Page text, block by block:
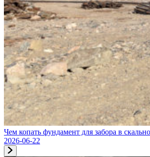
Чем копать фундамент для забора в
2026-06-22